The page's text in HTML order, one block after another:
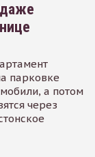
парковке
а потом
через